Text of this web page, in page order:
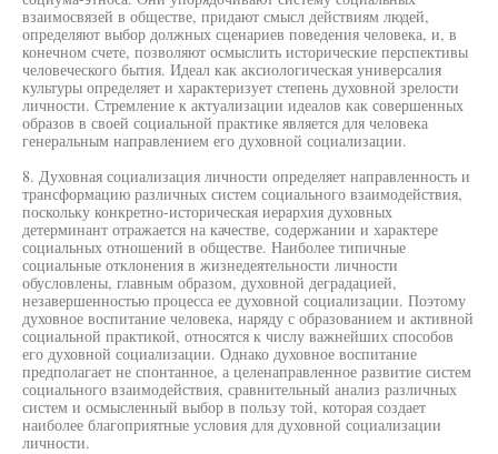
взаимосвязей в обществе, придают смысл действиям людей,
определяют выбор должных сценариев поведения человека, и, в
конечном счете, позволяют осмыслить исторические перспективы
человеческого бытия. Идеал как аксиологическая универсалия
культуры определяет и характеризует степень духовной зрелости
личности. Стремление к актуализации идеалов как совершенных
образов в своей социальной практике является для человека
генеральным направлением его духовной социализации.
8. Духовная социализация личности определяет направленность и
трансформацию различных систем социального взаимодействия,
поскольку конкретно-историческая иерархия духовных
детерминант отражается на качестве, содержании и характере
социальных отношений в обществе. Наиболее типичные
социальные отклонения в жизнедеятельности личности
обусловлены, главным образом, духовной деградацией,
незавершенностью процесса ее духовной социализации. Поэтому
духовное воспитание человека, наряду с образованием и активной
социальной практикой, относятся к числу важнейших способов
его духовной социализации. Однако духовное воспитание
предполагает не спонтанное, а целенаправленное развитие систем
социального взаимодействия, сравнительный анализ различных
систем и осмысленный выбор в пользу той, которая создает
наиболее благоприятные условия для духовной социализации
личности.